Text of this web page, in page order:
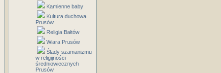
Kamienne baby
Kultura duchowa
Prusów
Religia Bałtów
Wiara Prusów
Ślady szamanizmu
w religijności
średniowiecznych
Prusów